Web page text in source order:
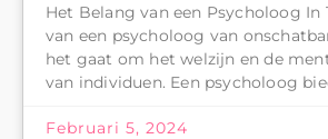
Het Belang van een Psycholoog In
van een psycholoog van
het gaat om het welzijn en de
van individuen. Een psycholoog
Februari 5, 2024